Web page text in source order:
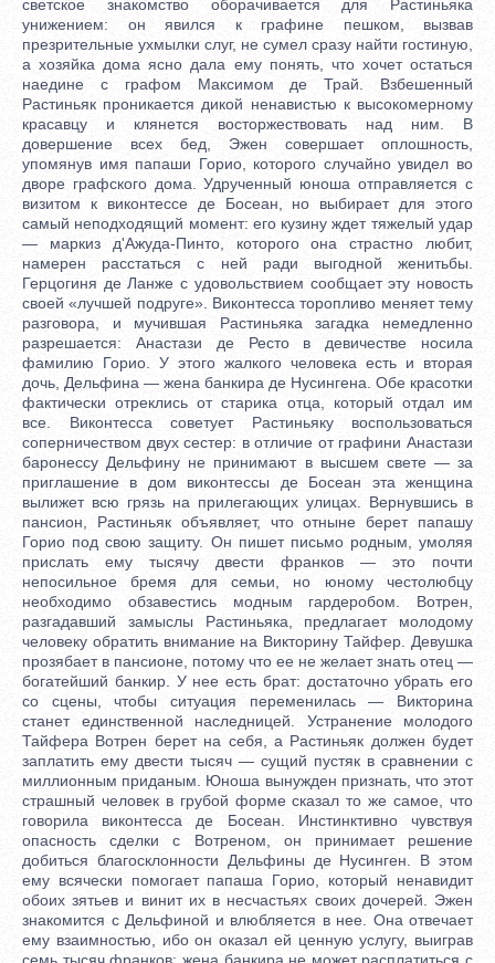
светское знакомство оборачивается для Растиньяка
унижением: он явился к графине пешком, вызвав
презрительные ухмылки слуг, не сумел сразу найти гостиную,
а хозяйка дома ясно дала ему понять, что хочет остаться
наедине с графом Максимом де Трай. Взбешенный
Растиньяк проникается дикой ненавистью к высокомерному
красавцу и клянется восторжествовать над ним. В
довершение всех бед, Эжен совершает оплошность,
упомянув имя папаши Горио, которого случайно увидел во
дворе графского дома. Удрученный юноша отправляется с
визитом к виконтессе де Босеан, но выбирает для этого
самый неподходящий момент: его кузину ждет тяжелый удар
— маркиз д'Ажуда-Пинто, которого она страстно любит,
намерен расстаться с ней ради выгодной женитьбы.
Герцогиня де Ланже с удовольствием сообщает эту новость
своей «лучшей подруге». Виконтесса торопливо меняет тему
разговора, и мучившая Растиньяка загадка немедленно
разрешается: Анастази де Ресто в девичестве носила
фамилию Горио. У этого жалкого человека есть и вторая
дочь, Дельфина — жена банкира де Нусингена. Обе красотки
фактически отреклись от старика отца, который отдал им
все. Виконтесса советует Растиньяку воспользоваться
соперничеством двух сестер: в отличие от графини Анастази
баронессу Дельфину не принимают в высшем свете — за
приглашение в дом виконтессы де Босеан эта женщина
вылижет всю грязь на прилегающих улицах. Вернувшись в
пансион, Растиньяк объявляет, что отныне берет папашу
Горио под свою защиту. Он пишет письмо родным, умоляя
прислать ему тысячу двести франков — это почти
непосильное бремя для семьи, но юному честолюбцу
необходимо обзавестись модным гардеробом. Вотрен,
разгадавший замыслы Растиньяка, предлагает молодому
человеку обратить внимание на Викторину Тайфер. Девушка
прозябает в пансионе, потому что ее не желает знать отец —
богатейший банкир. У нее есть брат: достаточно убрать его
со сцены, чтобы ситуация переменилась — Викторина
станет единственной наследницей. Устранение молодого
Тайфера Вотрен берет на себя, а Растиньяк должен будет
заплатить ему двести тысяч — сущий пустяк в сравнении с
миллионным приданым. Юноша вынужден признать, что этот
страшный человек в грубой форме сказал то же самое, что
говорила виконтесса де Босеан. Инстинктивно чувствуя
опасность сделки с Вотреном, он принимает решение
добиться благосклонности Дельфины де Нусинген. В этом
ему всячески помогает папаша Горио, который ненавидит
обоих зятьев и винит их в несчастьях своих дочерей. Эжен
знакомится с Дельфиной и влюбляется в нее. Она отвечает
ему взаимностью, ибо он оказал ей ценную услугу, выиграв
семь тысяч франков: жена банкира не может расплатиться с